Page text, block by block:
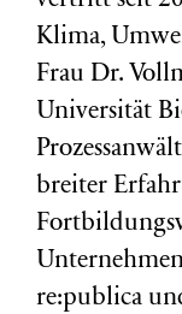
Klima,
Frau Dr.
Universität
breiter
re:publica